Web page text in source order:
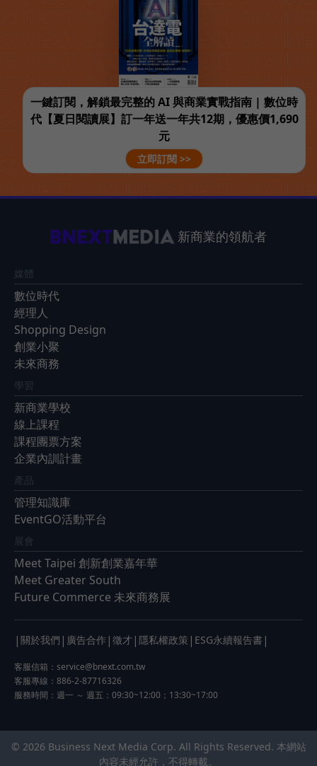
一鍵訂閱，解鎖最完整的 AI 與商業實戰指南 | 數位時
代【夏日閱讀展】訂一年送一年共12期，優惠價1,690
元
立即訂閱 >>
新商業的領航者
媒體
數位時代
經理人
Shopping Design
創業小聚
未來商務
學習
新商業學校
線上課程
課程團票方案
企業內訓計畫
產品
管理知識庫
EventGO活動平台
展會
Meet Taipei 創新創業嘉年華
Meet Greater South
Future Commerce 未來商務展
| 關於我們 | 廣告合作 | 徵才 | 隱私權政策 | ESG永續報告書 |
客服信箱： service@bnext.com.tw
客服專線：886-2-87716326
服務時間：週一 ～ 週五：09:30~12:00；13:30~17:00
© 2026 Business Next Media Corp. All Rights Reserved. 本網站
內容未經允許，不得轉載。